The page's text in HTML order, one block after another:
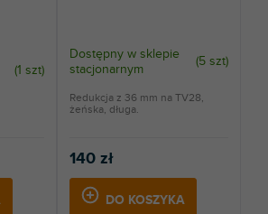
(1 szt)
Dostępny w sklepie
stacjonarnym
(5 szt)
140 zł
DO KOSZYKA
Redukcja z 36 mm na TV28,
żeńska, długa.